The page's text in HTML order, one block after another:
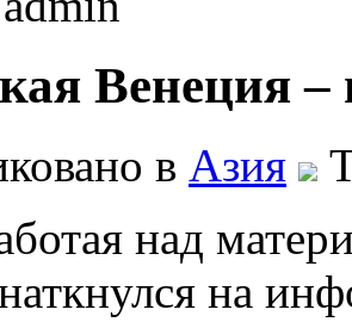
Венеция –
в Азия
над
на